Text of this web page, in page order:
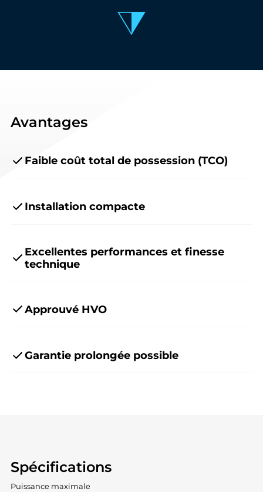
Avantages
Faible coût total de possession (TCO)
Installation compacte
Excellentes performances et finesse
technique
Approuvé HVO
Garantie prolongée possible
Spécifications
Puissance maximale